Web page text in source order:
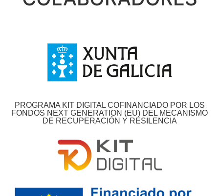
PROGRAMA KIT DIGITAL COFINANCIADO POR LOS
FONDOS NEXT GENERATION (EU) DEL MECANISMO
DE RECUPERACIÓN Y RESILENCIA